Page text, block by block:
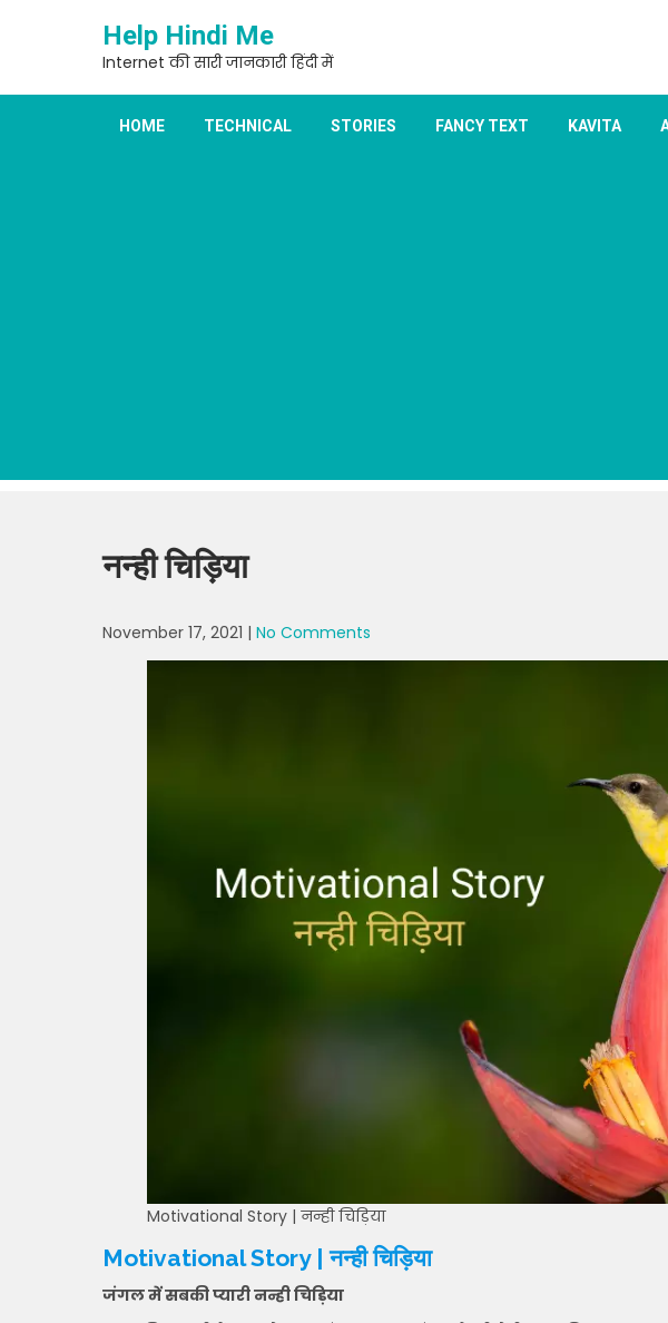
Help Hindi Me
Internet की सारी जानकारी हिंदी में
HOME TECHNICAL STORIES FANCY TEXT KAVITA
नन्ही चिड़िया
November 17, 2021 | No Comments
Motivational Story | नन्ही चिड़िया
Motivational Story | नन्ही चिड़िया
जंगल में सबकी प्यारी नन्ही चिड़िया